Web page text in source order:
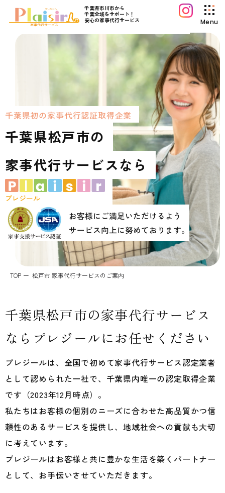
千葉県市川市から
千葉全域をサポート！
安心の家事代行サービス
Menu
初めてご利用の方へ
プレジールコラム
お知らせ
運営会社情報
採用情報
お問い合わせ
個人情報保護方針
千葉県初の家事代行認証取得企業
千葉県松戸市の
家事代行サー ビスな ら
プレジール
お客様にご満足いただけるよう
サービス向上に努めております。
TOP 松戸市 家事代行サービスのご案内
千葉県松戸市の家事代行サービス
なら プレジールにお任せください
プレジールは、全国で初めて家事代行サービス認定業者
として認められた一社で、千葉県内唯一の認定取得企業
です（2023年12月時点）。
私たちはお客様の個別のニーズに合わせた高品質かつ信
頼性のあるサービスを提供し、地域社会への貢献も大切
に考えています。
プレジールはお客様と共に豊かな生活を築くパートナー
として、お手伝いさせていただきます。